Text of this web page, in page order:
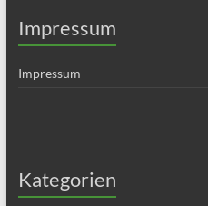
Impressum
Impressum
Kategorien